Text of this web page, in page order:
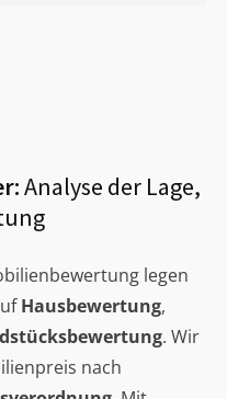
Analyse der Lage,
legen
Hausbewertung,
. Wir
nach